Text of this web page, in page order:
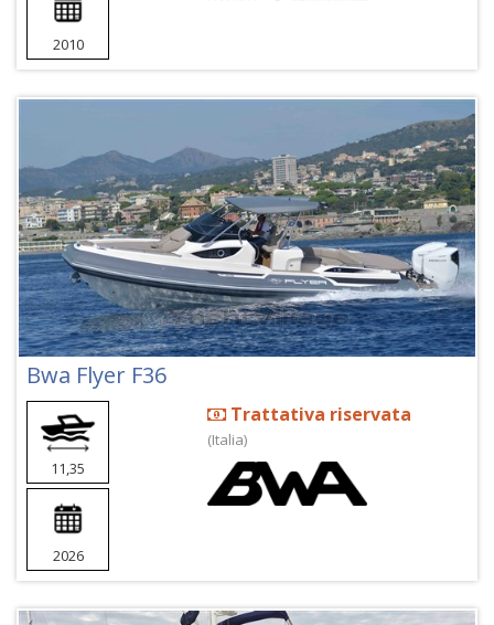
2010
Bwa Flyer F36
11,35
2026
Trattativa riservata
(Italia)